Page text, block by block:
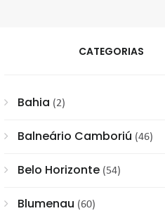
CATEGORIAS
Bahia (2)
Balneário Camboriú (46)
Belo Horizonte (54)
Blumenau (60)